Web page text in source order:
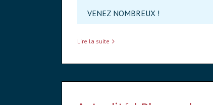
VENEZ NOMBREUX !
Lire la suite